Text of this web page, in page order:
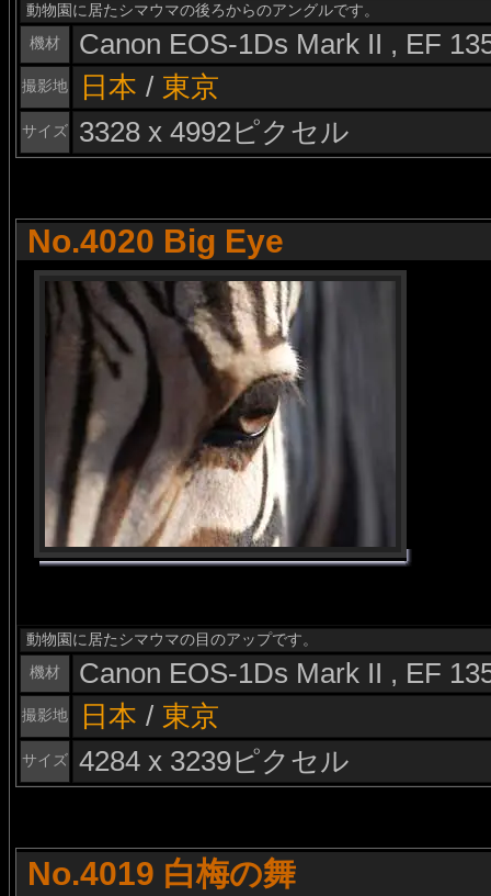
動物園に居たシマウマの後ろからのアングルです。
機材
Canon EOS-1Ds Mark II , EF
撮影地 日本 / 東京
サイズ 3328 x 4992ピクセル
No.4020 Big Eye
動物園に居たシマウマの目のアップです。
機材
Canon EOS-1Ds Mark II , EF
撮影地 日本 / 東京
サイズ 4284 x 3239ピクセル
No.4019 白梅の舞